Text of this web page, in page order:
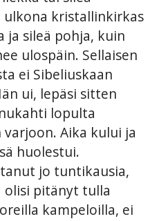
ulkona kristallinkirkas
ja sileä pohja, kuin
ulospäin. Sellaisen
ei Sibeliuskaan
ui, lepäsi sitten
lopulta
Aika kului ja
huolestui.
jo tuntikausia,
pitänyt tulla
kampeloilla, ei